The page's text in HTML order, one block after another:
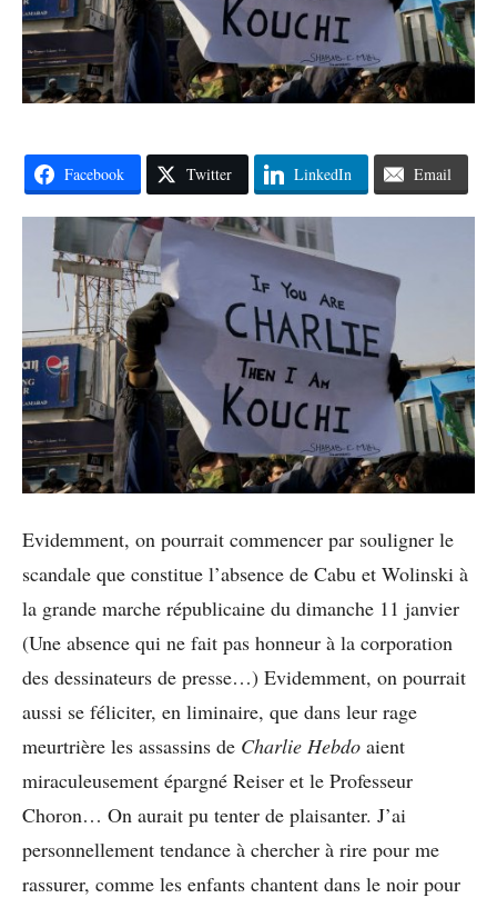
Facebook Twitter LinkedIn Email
Evidemment, on pourrait commencer par souligner le
scandale que constitue l’absence de Cabu et Wolinski à
la grande marche républicaine du dimanche 11 janvier
(Une absence qui ne fait pas honneur à la corporation
des dessinateurs de presse…) Evidemment, on pourrait
aussi se féliciter, en liminaire, que dans leur rage
meurtrière les assassins de Charlie Hebdo aient
miraculeusement épargné Reiser et le Professeur
Choron… On aurait pu tenter de plaisanter. J’ai
personnellement tendance à chercher à rire pour me
rassurer, comme les enfants chantent dans le noir pour